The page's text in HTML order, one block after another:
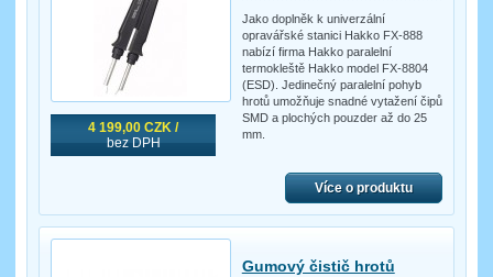
4 199,00 CZK /
bez DPH
Jako doplněk k univerzální
opravářské stanici Hakko FX-888
nabízí firma Hakko paralelní
termokleště Hakko model FX-8804
(ESD). Jedinečný paralelní pohyb
hrotů umožňuje snadné vytažení čipů
SMD a plochých pouzder až do 25
mm.
Více o produktu
Gumový čistič hrotů